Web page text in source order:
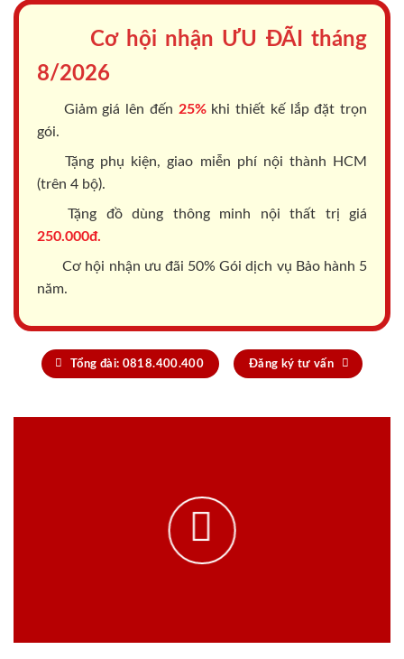
Cơ hội nhận ƯU ĐÃI tháng
8/2026
Giảm giá lên đến 25%khi thiết kế lắp đặt trọn
gói.
Tặng phụ kiện, giao miễn phí nội thành HCM
(trên 4 bộ).
Tặng đồ dùng thông minh nội thất trị giá
250.000đ.
Cơ hội nhận ưu đãi 50% Gói dịch vụ Bảo hành 5
năm.
Tổng đài: 0818.400.400 Đăng ký tư vấn